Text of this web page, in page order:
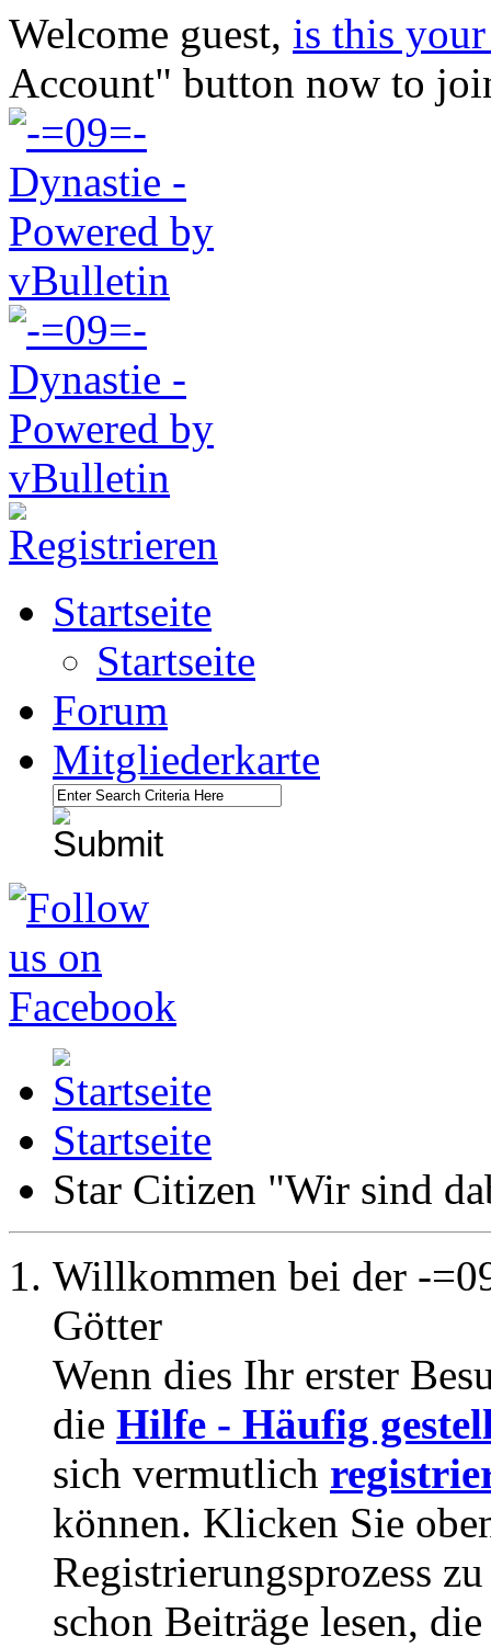
Welcome guest, is this
Account" button now to
Startseite
Startseite
Forum
Mitgliederkarte
Startseite
Star Citizen "Wir sind
Willkommen bei der -
Götter
Wenn dies Ihr erster
die Hilfe - Häufig
sich vermutlich
können. Klicken Sie
Registrierungsprozess
schon Beiträge lesen,